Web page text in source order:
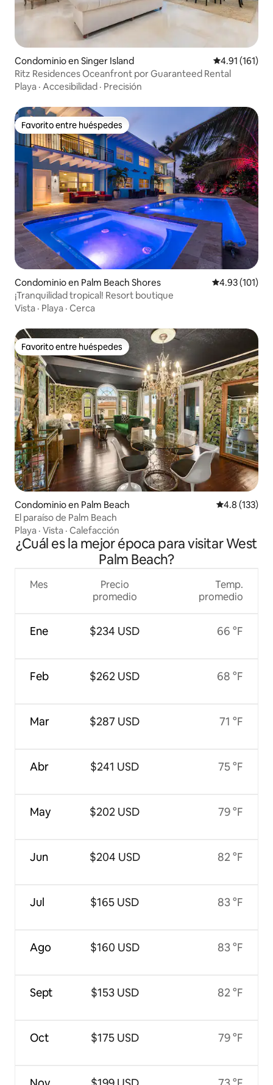
Condominio en Singer Island Calificación
4.91 (161)
Ritz Residences Oceanfront por Guaranteed Rental
Playa · Accesibilidad · Precisión
Favorito entre huéspedes
Favorito entre huéspedes
Condominio en Palm Beach Shores Calificación
4.93 (101)
¡Tranquilidad tropical! Resort boutique
Vista · Playa · Cerca
Favorito entre huéspedes
Favorito entre huéspedes
Condominio en Palm Beach Calificación
4.8 (133)
El paraíso de Palm Beach
Playa · Vista · Calefacción
¿Cuál es la mejor época para visitar West
Palm Beach?
Mes
Ene
Feb
Mar
Abr
May
Jun
Jul
Ago
Sept
Oct
Precio
promedio
$234 USD
$262 USD
$287 USD
$241 USD
$202 USD
$204 USD
$165 USD
$160 USD
$153 USD
$175 USD
Temp.
promedio
66 °F
68 °F
71 °F
75 °F
79 °F
82 °F
83 °F
83 °F
82 °F
79 °F